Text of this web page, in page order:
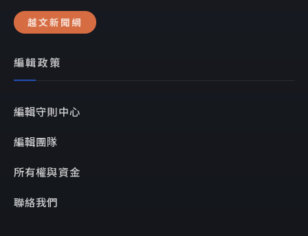
越文新聞網
編輯政策
編輯守則中心
編輯團隊
所有權與資金
聯絡我們